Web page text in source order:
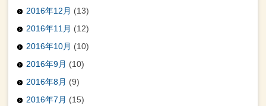
2016年12月 (13)
2016年11月 (12)
2016年10月 (10)
2016年9月 (10)
2016年8月 (9)
2016年7月 (15)